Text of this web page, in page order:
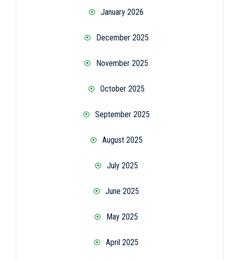
January 2026
December 2025
November 2025
October 2025
September 2025
August 2025
July 2025
June 2025
May 2025
April 2025